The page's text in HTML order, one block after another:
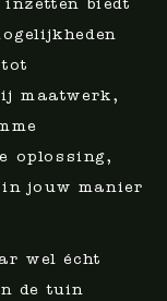
biedt
maatwerk,
oplossing,
jouw manier
wel écht
de tuin